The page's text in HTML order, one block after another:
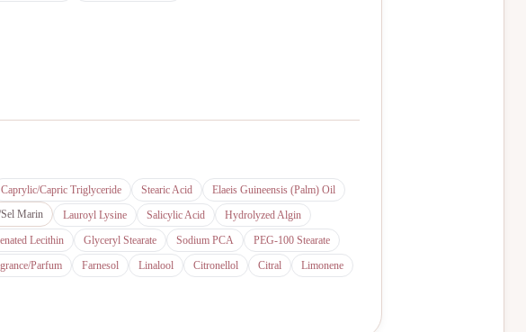
Caprylic/Capric Triglyceride Stearic Acid
Elaeis Guineensis (Palm) Oil
Marin Lauroyl Lysine Salicylic Acid
Hydrolyzed Algin
Lecithin Glyceryl Stearate Sodium PCA
PEG-100 Stearate
Parfum Farnesol Linalool Citronellol Citral
Limonene